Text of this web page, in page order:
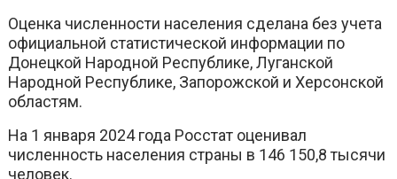
Оценка численности населения сделана без учета
официальной статистической информации по
Донецкой Народной Республике, Луганской
Народной Республике, Запорожской и Херсонской
областям.
На 1 января 2024 года Росстат оценивал
численность населения страны в 146 150,8 тысячи
человек.